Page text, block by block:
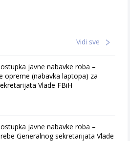
Vidi sve
javne nabavke roba –
opreme (nabavka laptopa) za
Vlade FBiH
javne nabavke roba –
Generalnog sekretarijata Vlade